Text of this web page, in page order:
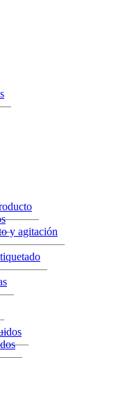
y agitación